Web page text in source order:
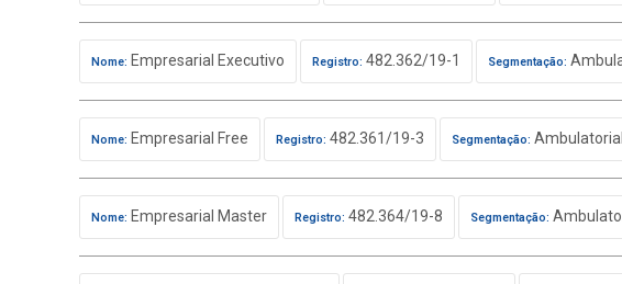
Nome: Empresarial Executivo Registro: 482.362/19-1 Segmentação:
Nome: Empresarial Free Registro: 482.361/19-3 Segmentação:
Nome: Empresarial Master Registro: 482.364/19-8 Segmentação: